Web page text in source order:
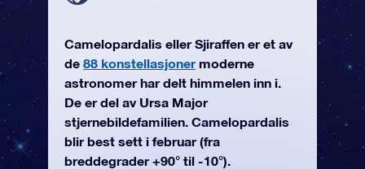
Camelopardalis eller Sjiraffen er et av
de 88 konstellasjonermoderne
astronomer har delt himmelen inn i.
De er del av Ursa Major
stjernebildefamilien. Camelopardalis
blir best sett i februar (fra
breddegrader +90° til -10°).